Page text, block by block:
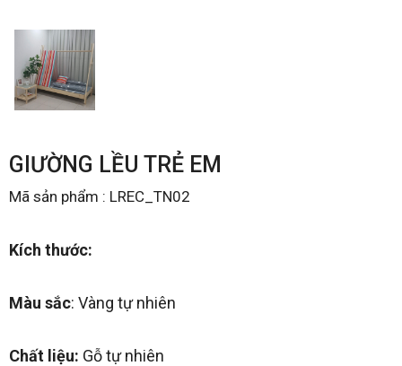
GIƯỜNG LỀU TRẺ EM
Mã sản phẩm : LREC_TN02
Kích thước:
Màu sắc: Vàng tự nhiên
Chất liệu: Gỗ tự nhiên